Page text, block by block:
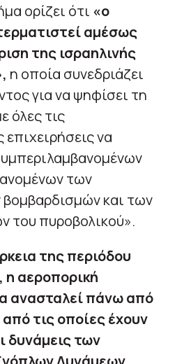
ορίζει ότι «ο
αμέσως
της ισραηλινής
η οποία συνεδριάζει
για να ψηφίσει τη
όλες τις
να
των
και των
του πυροβολικού».
της περιόδου
αεροπορική
ανασταλεί πάνω από
από τις οποίες έχουν
δυνάμεις των